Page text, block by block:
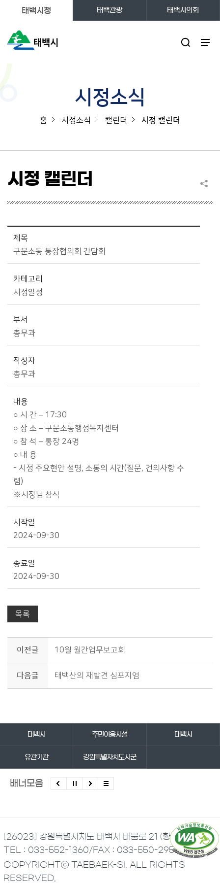
태백시청 태백관광 태백시의회
시정소식
홈 시정소식 캘린더 시정 캘린더
시정 캘린더
제목
구문소동 통장협의회 간담회
카테고리
시정일정
부서
총무과
작성자
총무과
내용
○ 시 간 – 17:30
○ 장 소 – 구문소동행정복지센터
○ 참 석 – 통장 24명
○ 내 용
- 시정 주요현안 설명, 소통의 시간(질문, 건의사항 수
렴)
※시장님 참석
시작일
2024-09-30
종료일
2024-09-30
목록
이전글 10월 월간업무보고회
다음글 태백산의 재발견 심포지엄
태백시 주민이용시설 태백시
유관기관 강원특별자치도시군
배너모음
[26023] 강원특별자치도 태백시 태붐로 21 (황지동)
TEL : 033-552-1360/FAX : 033-550-2951
COPYRIGHTⓒ TAEBAEK-SI. ALL RIGHTS
RESERVED.